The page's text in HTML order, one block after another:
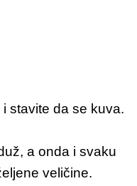
stavite da se kuva.
a onda i svaku
veličine.